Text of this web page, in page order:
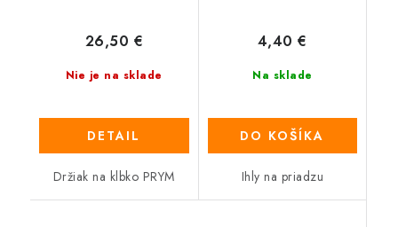
Nie je na sklade
26,50 €
DETAIL
Držiak na klbko PRYM
Na sklade
4,40 €
DO KOŠÍKA
Ihly na priadzu